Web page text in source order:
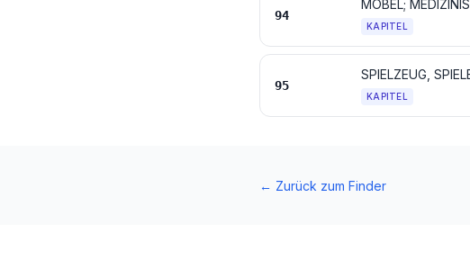
94
KAPITEL
95
KAPITEL
← Zurück zum Finder